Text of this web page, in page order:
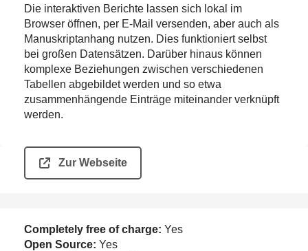
Die interaktiven Berichte lassen sich lokal im
Browser öffnen, per E-Mail versenden, aber auch als
Manuskriptanhang nutzen. Dies funktioniert selbst
bei großen Datensätzen. Darüber hinaus können
komplexe Beziehungen zwischen verschiedenen
Tabellen abgebildet werden und so etwa
zusammenhängende Einträge miteinander verknüpft
werden.
Zur Webseite
Completely free of charge: Yes
Open Source: Yes